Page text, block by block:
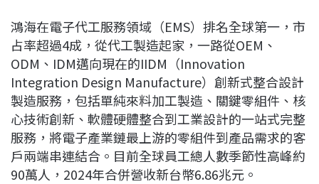
鴻海在電子代工服務領域（EMS）排名全球第一，市
占率超過4成，從代工製造起家，一路從OEM、
ODM、IDM邁向現在的IIDM（Innovation
Integration Design Manufacture）創新式整合設計
製造服務，包括單純來料加工製造、關鍵零組件、核
心技術創新、軟體硬體整合到工業設計的一站式完整
服務，將電子產業鏈最上游的零組件到產品需求的客
戶兩端串連結合。目前全球員工總人數季節性高峰約
90萬人，2024年合併營收新台幣6.86兆元。